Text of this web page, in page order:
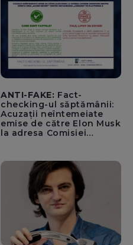
ANTI-FAKE: Fact-
checking-ul săptămânii:
Acuzații neîntemeiate
emise de către Elon Musk
la adresa Comisiei
pentru instaurarea
„cenzurii” pe platforma X